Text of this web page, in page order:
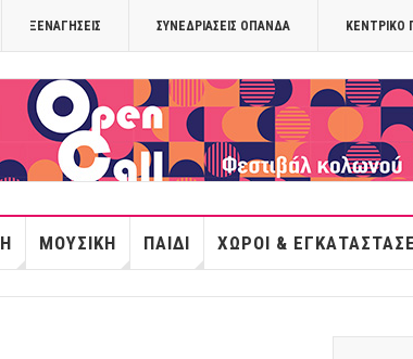
ΞΕΝΑΓΉΣΕΙΣ ΣΥΝΕΔΡΙΆΣΕΙΣ ΟΠΑΝΔΑ ΚΕΝΤΡΙΚΌ
ΜΟΥΣΙΚΉ ΠΑΙΔΊ ΧΏΡΟΙ &